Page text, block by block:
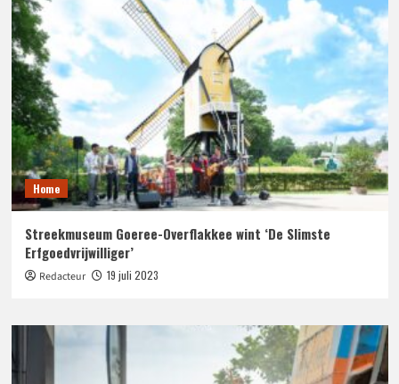
Home
Streekmuseum Goeree-Overflakkee wint ‘De Slimste
Erfgoedvrijwilliger’
Redacteur 19 juli 2023